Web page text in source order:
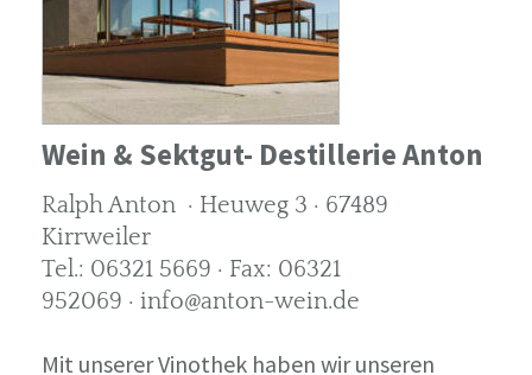
Wein & Sektgut- Destillerie Anton
Ralph Anton · Heuweg 3 · 67489
Kirrweiler
Tel.: 06321 5669 · Fax: 06321
952069 · info@anton-wein.de
Mit unserer Vinothek haben wir unseren